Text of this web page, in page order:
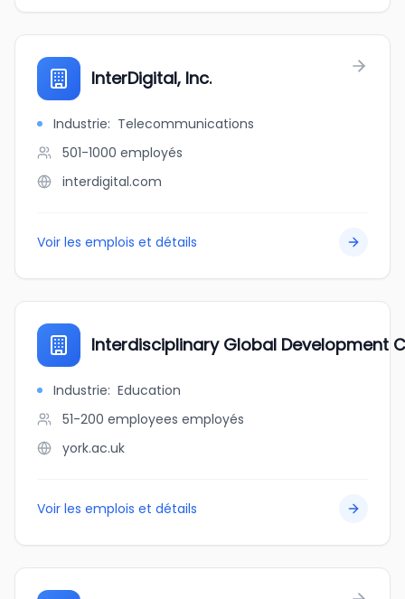
InterDigital, Inc.
Industrie: Telecommunications
501-1000 employés
interdigital.com
Voir les emplois et détails
Interdisciplinary Global Development
Industrie: Education
51-200 employees employés
york.ac.uk
Voir les emplois et détails